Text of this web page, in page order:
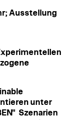
Ausstellung
unter
Szenarien